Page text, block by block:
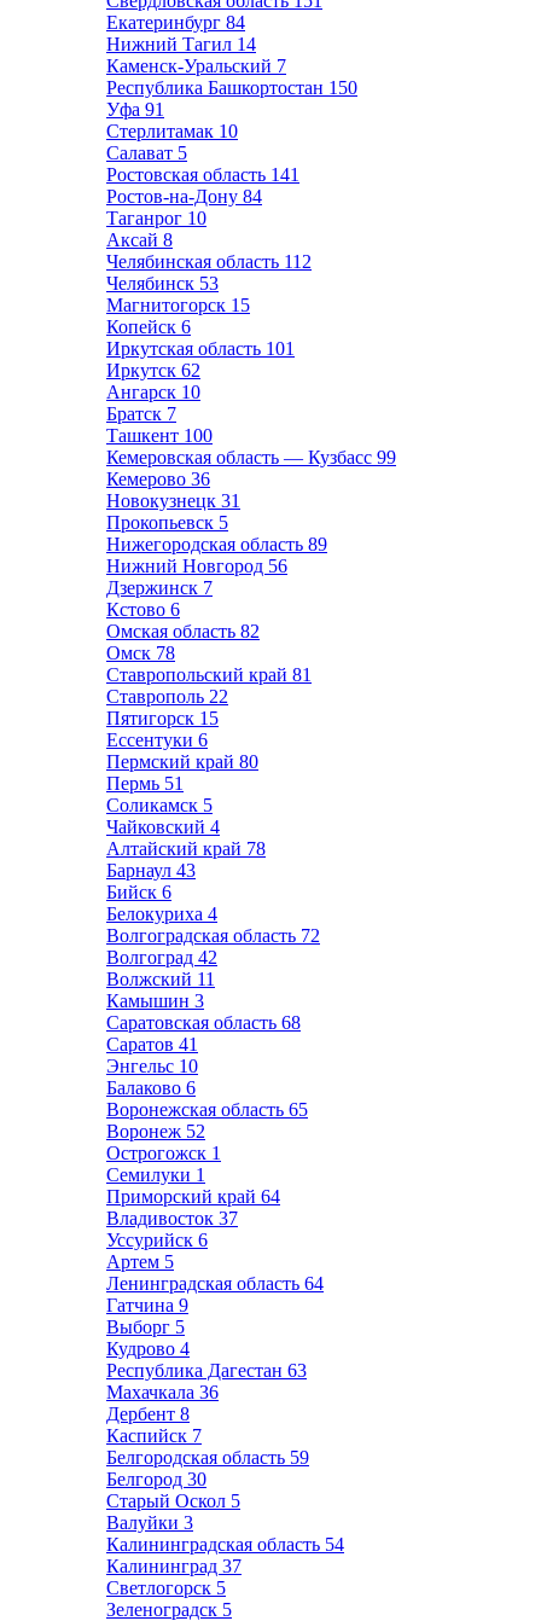
Екатеринбург 84
Нижний Тагил 14
Каменск-Уральский 7
Республика Башкортостан 150
Уфа 91
Стерлитамак 10
Салават 5
Ростовская область 141
Ростов-на-Дону 84
Таганрог 10
Аксай 8
Челябинская область 112
Челябинск 53
Магнитогорск 15
Копейск 6
Иркутская область 101
Иркутск 62
Ангарск 10
Братск 7
Ташкент 100
Кемеровская область — Кузбасс 99
Кемерово 36
Новокузнецк 31
Прокопьевск 5
Нижегородская область 89
Нижний Новгород 56
Дзержинск 7
Кстово 6
Омская область 82
Омск 78
Ставропольский край 81
Ставрополь 22
Пятигорск 15
Ессентуки 6
Пермский край 80
Пермь 51
Соликамск 5
Чайковский 4
Алтайский край 78
Барнаул 43
Бийск 6
Белокуриха 4
Волгоградская область 72
Волгоград 42
Волжский 11
Камышин 3
Саратовская область 68
Саратов 41
Энгельс 10
Балаково 6
Воронежская область 65
Воронеж 52
Острогожск 1
Семилуки 1
Приморский край 64
Владивосток 37
Уссурийск 6
Артем 5
Ленинградская область 64
Гатчина 9
Выборг 5
Кудрово 4
Республика Дагестан 63
Махачкала 36
Дербент 8
Каспийск 7
Белгородская область 59
Белгород 30
Старый Оскол 5
Валуйки 3
Калининградская область 54
Калининград 37
Светлогорск 5
Зеленоградск 5